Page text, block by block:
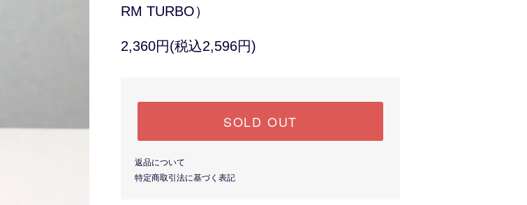
RM TURBO）
2,360円(税込2,596円)
SOLD OUT
返品について
特定商取引法に基づく表記